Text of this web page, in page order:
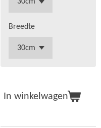
Breedte
In winkelwagen